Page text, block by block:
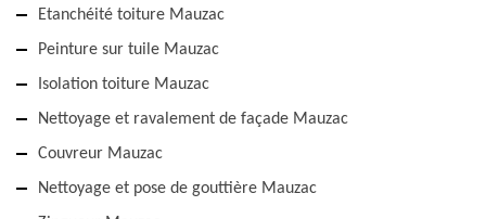
Etanchéité toiture Mauzac
Peinture sur tuile Mauzac
Isolation toiture Mauzac
Nettoyage et ravalement de façade Mauzac
Couvreur Mauzac
Nettoyage et pose de gouttière Mauzac